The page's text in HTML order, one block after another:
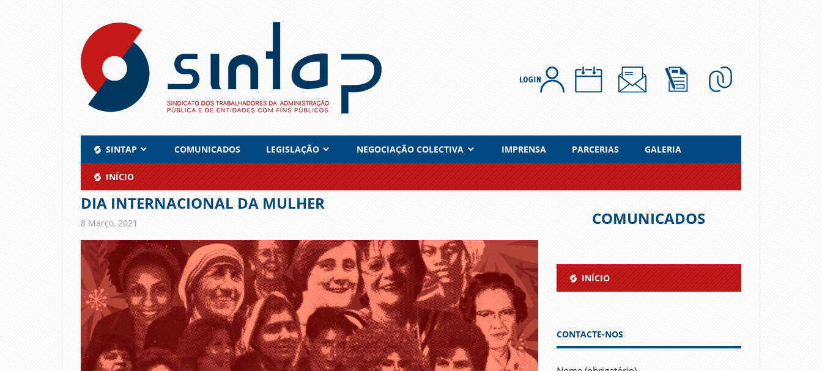
content
SINTAP COMUNICADOS LEGISLAÇÃO NEGOCIAÇÃO COLECTIVA IMPRENSA PARCERIAS GALERIA
INÍCIO
DIA INTERNACIONAL DA MULHER
8 Março, 2021 COMUNICADOS
INÍCIO
CONTACTE-NOS